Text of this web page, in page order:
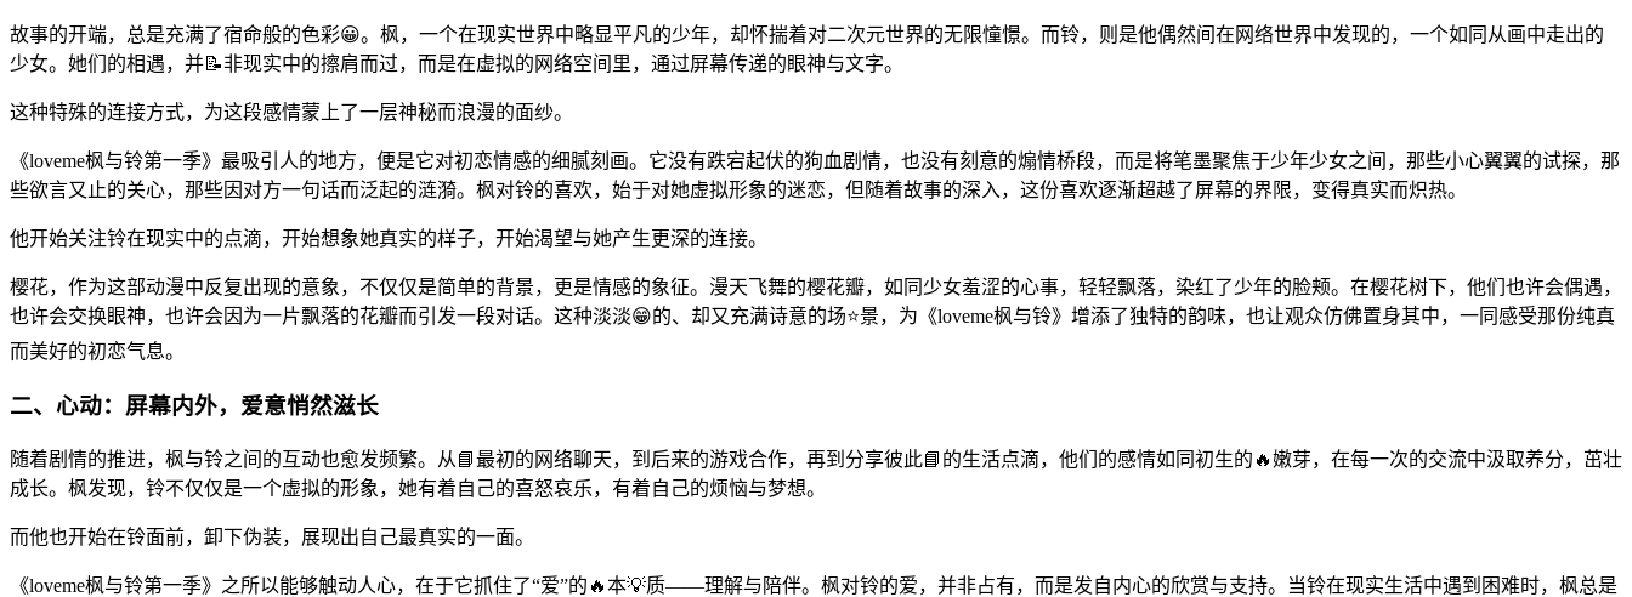
故事的开端，总是充满了宿命般的色彩😀。枫，一个在现实世界中略显平凡的少年，却怀揣着对二次元世界的无限憧憬。而铃，则是他偶然间在网络世界中发现的，一个如同从画中走出的
少女。她们的相遇，并📝非现实中的擦肩而过，而是在虚拟的网络空间里，通过屏幕传递的眼神与文字。
这种特殊的连接方式，为这段感情蒙上了一层神秘而浪漫的面纱。
《loveme枫与铃第一季》最吸引人的地方，便是它对初恋情感的细腻刻画。它没有跌宕起伏的狗血剧情，也没有刻意的煽情桥段，而是将笔墨聚焦于少年少女之间，那些小心翼翼的试探，那
些欲言又止的关心，那些因对方一句话而泛起的涟漪。枫对铃的喜欢，始于对她虚拟形象的迷恋，但随着故事的深入，这份喜欢逐渐超越了屏幕的界限，变得真实而炽热。
他开始关注铃在现实中的点滴，开始想象她真实的样子，开始渴望与她产生更深的连接。
樱花，作为这部动漫中反复出现的意象，不仅仅是简单的背景，更是情感的象征。漫天飞舞的樱花瓣，如同少女羞涩的心事，轻轻飘落，染红了少年的脸颊。在樱花树下，他们也许会偶遇，
也许会交换眼神，也许会因为一片飘落的花瓣而引发一段对话。这种淡淡😁的、却又充满诗意的场⭐景，为《loveme枫与铃》增添了独特的韵味，也让观众仿佛置身其中，一同感受那份纯真
而美好的初恋气息。
二、心动：屏幕内外，爱意悄然滋长
随着剧情的推进，枫与铃之间的互动也愈发频繁。从📘最初的网络聊天，到后来的游戏合作，再到分享彼此📘的生活点滴，他们的感情如同初生的🔥嫩芽，在每一次的交流中汲取养分，茁壮
成长。枫发现，铃不仅仅是一个虚拟的形象，她有着自己的喜怒哀乐，有着自己的烦恼与梦想。
而他也开始在铃面前，卸下伪装，展现出自己最真实的一面。
《loveme枫与铃第一季》之所以能够触动人心，在于它抓住了“爱”的🔥本💡质——理解与陪伴。枫对铃的爱，并非占有，而是发自内心的欣赏与支持。当铃在现实生活中遇到困难时，枫总是